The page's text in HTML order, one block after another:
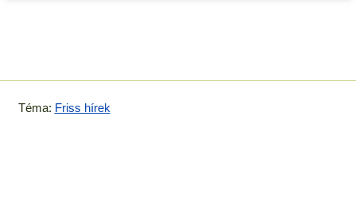
Téma: Friss hírek